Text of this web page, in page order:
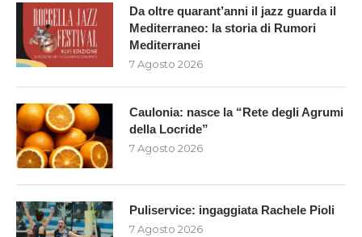
Da oltre quarant’anni il jazz guarda il
Mediterraneo: la storia di Rumori
Mediterranei
7 Agosto 2026
Caulonia: nasce la “Rete degli Agrumi
della Locride”
7 Agosto 2026
Puliservice: ingaggiata Rachele Pioli
7 Agosto 2026